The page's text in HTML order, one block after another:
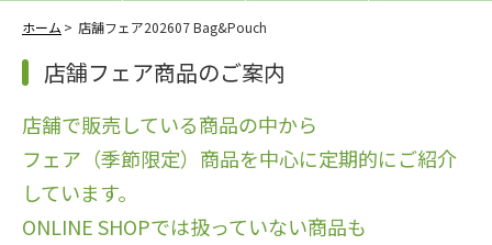
ホーム 店舗フェア202607 Bag&Pouch
店舗フェア商品のご案内
店舗で販売している商品の中から
フェア（季節限定）商品を中心に定期的にご紹介
しています。
ONLINE SHOPでは扱っていない商品も